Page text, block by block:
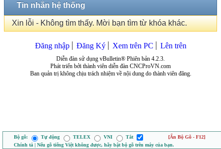
Tin nhắn hệ thống
Xin lỗi - Không tìm thấy. Mời bạn tìm từ khóa khác.
Đăng nhập Đăng Ký Xem trên PC Lên trên
Diễn đàn sử dụng vBulletin® Phiên bản 4.2.3.
Phát triển bởi thành viên diễn đàn CNCProVN.com
Ban quản trị không chịu trách nhiệm về nội dung do thành viên đăng.
Bộ gõ: Tự động TELEX VNI Tắt
[Ẩn Bộ Gõ - F12]
Chính tả | Nếu gõ tiếng Việt không được, hãy bật bộ gõ trên máy của bạn.